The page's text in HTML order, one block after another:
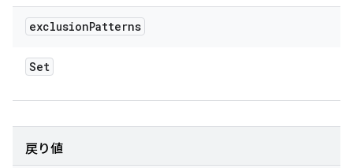
exclusionPatterns
Set
戻り値